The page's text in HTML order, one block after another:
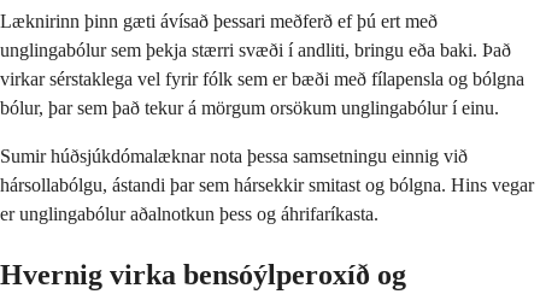
Læknirinn þinn gæti ávísað þessari meðferð ef þú ert með
unglingabólur sem þekja stærri svæði í andliti, bringu eða baki. Það
virkar sérstaklega vel fyrir fólk sem er bæði með fílapensla og bólgna
bólur, þar sem það tekur á mörgum orsökum unglingabólur í einu.
Sumir húðsjúkdómalæknar nota þessa samsetningu einnig við
hársollabólgu, ástandi þar sem hársekkir smitast og bólgna. Hins vegar
er unglingabólur aðalnotkun þess og áhrifaríkasta.
Hvernig virka bensóýlperoxíð og